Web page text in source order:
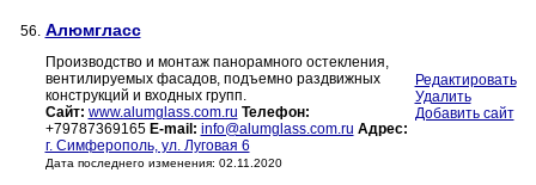
56. Алюмгласс
Производство и монтаж панорамного остекления,
вентилируемых фасадов, подъемно раздвижных
конструкций и входных групп.
Сайт: www.alumglass.com.ru Телефон:
+79787369165 E-mail: info@alumglass.com.ru Адрес:
г. Симферополь, ул. Луговая 6
Дата последнего изменения: 02.11.2020
Редактировать
Удалить
Добавить сайт